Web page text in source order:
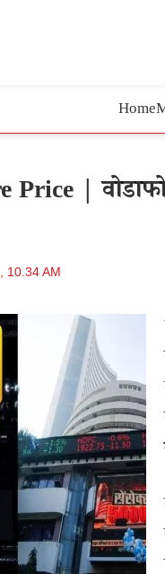
Home
Price |
10.34 AM